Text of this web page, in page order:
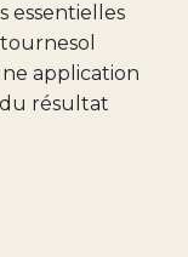
essentielles
application
résultat